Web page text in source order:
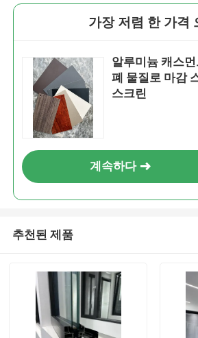
가장 저렴 한 가격
알루미늄 캐스
폐 물질로 마감
스크린
계속하다
추천된 제품